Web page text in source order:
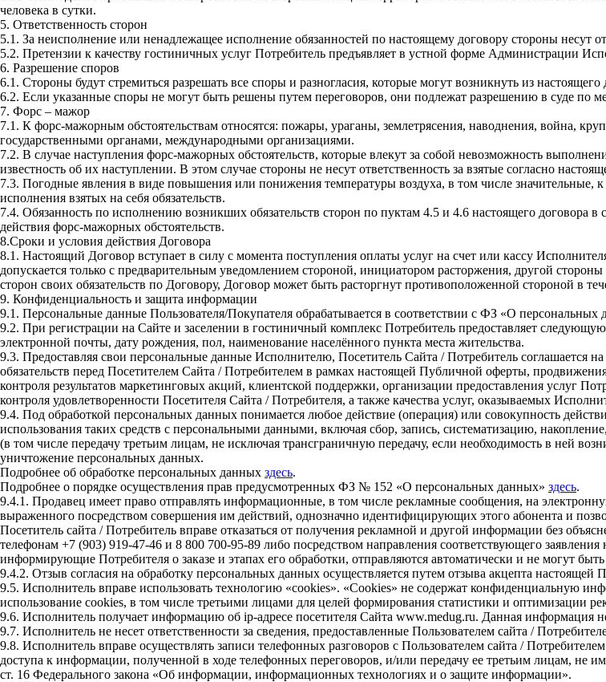
человека в сутки.
5. Ответственность сторон
5.1. За неисполнение или ненадлежащее исполнение обязанностей по настоящему договору стороны несут
5.2. Претензии к качеству гостиничных услуг Потребитель предъявляет в устной форме Администрации
6. Разрешение споров
6.1. Стороны будут стремиться разрешать все споры и разногласия, которые могут возникнуть из настоящего
6.2. Если указанные споры не могут быть решены путем переговоров, они подлежат разрешению в суде по
7. Форс – мажор
7.1. К форс-мажорным обстоятельствам относятся: пожары, ураганы, землетрясения, наводнения, война,
государственными органами, международными организациями.
7.2. В случае наступления форс-мажорных обстоятельств, которые влекут за собой невозможность
известность об их наступлении. В этом случае стороны не несут ответственность за взятые согласно
7.3. Погодные явления в виде повышения или понижения температуры воздуха, в том числе значительные,
исполнения взятых на себя обязательств.
7.4. Обязанность по исполнению возникших обязательств сторон по пуктам 4.5 и 4.6 настоящего договора
действия форс-мажорных обстоятельств.
8.Сроки и условия действия Договора
8.1. Настоящий Договор вступает в силу с момента поступления оплаты услуг на счет или кассу
допускается только с предварительным уведомлением стороной, инициатором расторжения, другой
сторон своих обязательств по Договору, Договор может быть расторгнут противоположенной стороной в
9. Конфиденциальность и защита информации
9.1. Персональные данные Пользователя/Покупателя обрабатывается в соответствии с ФЗ «О
9.2. При регистрации на Сайте и заселении в гостиничный комплекс Потребитель предоставляет
электронной почты, дату рождения, пол, наименование населённого пункта места жительства.
9.3. Предоставляя свои персональные данные Исполнителю, Посетитель Сайта / Потребитель соглашается
обязательств перед Посетителем Сайта / Потребителем в рамках настоящей Публичной оферты,
контроля результатов маркетинговых акций, клиентской поддержки, организации предоставления услуг
контроля удовлетворенности Посетителя Сайта / Потребителя, а также качества услуг, оказываемых
9.4. Под обработкой персональных данных понимается любое действие (операция) или совокупность
использования таких средств с персональными данными, включая сбор, запись, систематизацию,
(в том числе передачу третьим лицам, не исключая трансграничную передачу, если необходимость в ней
уничтожение персональных данных.
Подробнее об обработке персональных данных здесь.
Подробнее о порядке осуществления прав предусмотренных ФЗ № 152 «О персональных данных» здесь.
9.4.1. Продавец имеет право отправлять информационные, в том числе рекламные сообщения, на
выраженного посредством совершения им действий, однозначно идентифицирующих этого абонента и
Посетитель сайта / Потребитель вправе отказаться от получения рекламной и другой информации без
телефонам +7 (903) 919-47-46 и 8 800 700-95-89 либо посредством направления соответствующего
информирующие Потребителя о заказе и этапах его обработки, отправляются автоматически и не могут
9.4.2. Отзыв согласия на обработку персональных данных осуществляется путем отзыва акцепта
9.5. Исполнитель вправе использовать технологию «cookies». «Cookies» не содержат конфиденциальную
использование cookies, в том числе третьими лицами для целей формирования статистики и оптимизации
9.6. Исполнитель получает информацию об ip-адресе посетителя Сайта www.medug.ru. Данная информация
9.7. Исполнитель не несет ответственности за сведения, предоставленные Пользователем сайта /
9.8. Исполнитель вправе осуществлять записи телефонных разговоров с Пользователем сайта /
доступа к информации, полученной в ходе телефонных переговоров, и/или передачу ее третьим лицам, не
ст. 16 Федерального закона «Об информации, информационных технологиях и о защите информации».